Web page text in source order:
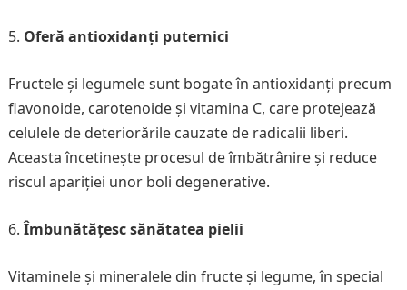
Oferă antioxidanți puternici
Fructele și legumele sunt bogate în antioxidanți precum
flavonoide, carotenoide și vitamina C, care protejează
celulele de deteriorările cauzate de radicalii liberi.
Aceasta încetinește procesul de îmbătrânire și reduce
riscul apariției unor boli degenerative.
Îmbunătățesc sănătatea pielii
Vitaminele și mineralele din fructe și legume, în special